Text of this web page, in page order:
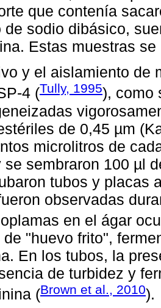
que contenía
de sodio dibásico,
Estas muestras
y el aislamiento de
4 (Tully, 1995), como
de 0,45 µm
microlitros de
se sembraron 100 µl
tubos y placas
observadas
en el ágar
"huevo frito",
En los tubos, la
de turbidez y
(Brown et al., 2010).